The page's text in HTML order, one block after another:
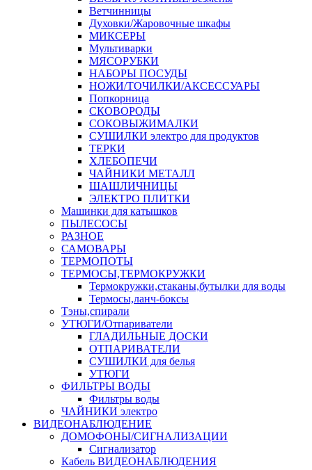
Ветчинницы
Духовки/Жаровочные шкафы
МИКСЕРЫ
Мультиварки
МЯСОРУБКИ
НАБОРЫ ПОСУДЫ
НОЖИ/ТОЧИЛКИ/АКСЕССУАРЫ
Попкорница
СКОВОРОДЫ
СОКОВЫЖИМАЛКИ
СУШИЛКИ электро для продуктов
ТЕРКИ
ХЛЕБОПЕЧИ
ЧАЙНИКИ МЕТАЛЛ
ШАШЛИЧНИЦЫ
ЭЛЕКТРО ПЛИТКИ
Машинки для катышков
ПЫЛЕСОСЫ
РАЗНОЕ
САМОВАРЫ
ТЕРМОПОТЫ
ТЕРМОСЫ,ТЕРМОКРУЖКИ
Термокружки,стаканы,бутылки для воды
Термосы,ланч-боксы
Тэны,спирали
УТЮГИ/Отпариватели
ГЛАДИЛЬНЫЕ ДОСКИ
ОТПАРИВАТЕЛИ
СУШИЛКИ для белья
УТЮГИ
ФИЛЬТРЫ ВОДЫ
Фильтры воды
ЧАЙНИКИ электро
ВИДЕОНАБЛЮДЕНИЕ
ДОМОФОНЫ/СИГНАЛИЗАЦИИ
Сигнализатор
Кабель ВИДЕОНАБЛЮДЕНИЯ